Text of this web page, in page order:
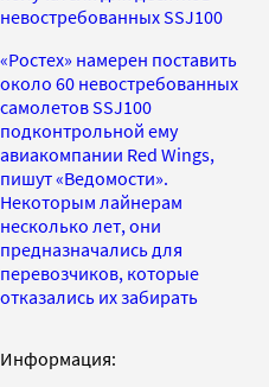
невостребованных SSJ100
«Ростех» намерен поставить
около 60 невостребованных
самолетов SSJ100
подконтрольной ему
авиакомпании Red Wings,
пишут «Ведомости».
Некоторым лайнерам
несколько лет, они
предназначались для
перевозчиков, которые
отказались их забирать
Информация: